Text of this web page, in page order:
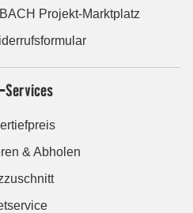
Projekt-Marktplatz
Services
& Abholen